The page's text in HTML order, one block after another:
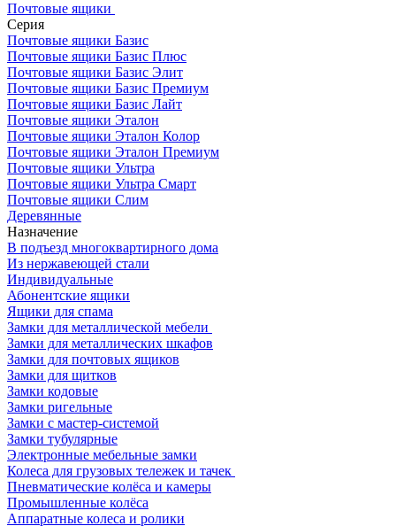
Почтовые ящики
Серия
Почтовые ящики Базис
Почтовые ящики Базис Плюс
Почтовые ящики Базис Элит
Почтовые ящики Базис Премиум
Почтовые ящики Базис Лайт
Почтовые ящики Эталон
Почтовые ящики Эталон Колор
Почтовые ящики Эталон Премиум
Почтовые ящики Ультра
Почтовые ящики Ультра Смарт
Почтовые ящики Слим
Деревянные
Назначение
В подъезд многоквартирного дома
Из нержавеющей стали
Индивидуальные
Абонентские ящики
Ящики для спама
Замки для металлической мебели
Замки для металлических шкафов
Замки для почтовых ящиков
Замки для щитков
Замки кодовые
Замки ригельные
Замки с мастер-системой
Замки тубулярные
Электронные мебельные замки
Колеса для грузовых тележек и тачек
Пневматические колёса и камеры
Промышленные колёса
Аппаратные колеса и ролики